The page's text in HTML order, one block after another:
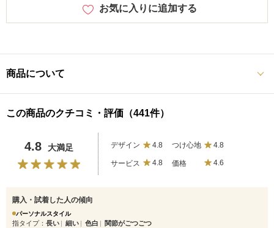
お気に入りに追加する
商品について
この商品のクチコミ・評価（441件）
4.8 大満足 デザイン 4.8 つけ心地 4.8
サービス 4.8 価格 4.6
購入・試着した人の傾向
パーソナルスタイル
指タイプ 長い 細い 色白
関節がごつごつ